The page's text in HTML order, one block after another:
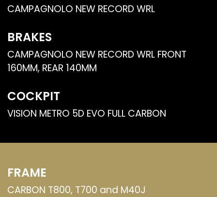
FRAME
CARBON T800, T700 and M40J
CAMPAGNOLO NEW RECORD WRL
BRAKES
CAMPAGNOLO NEW RECORD WRL FRONT
160MM, REAR 140MM
COCKPIT
VISION METRO 5D EVO FULL CARBON